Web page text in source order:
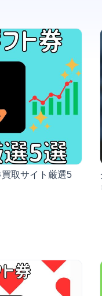
取サイト厳選5